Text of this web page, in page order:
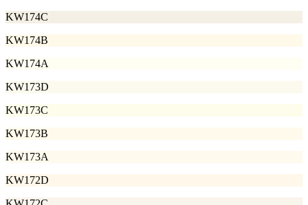
KW174C
KW174B
KW174A
KW173D
KW173C
KW173B
KW173A
KW172D